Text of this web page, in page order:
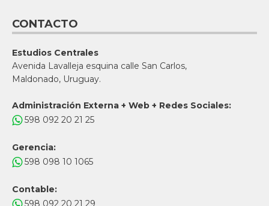
CONTACTO
Estudios Centrales
Avenida Lavalleja esquina calle San Carlos,
Maldonado, Uruguay.
Administración Externa + Web + Redes Sociales:
598 092 20 21 25
Gerencia:
598 098 10 1065
Contable:
598 092 20 21 29